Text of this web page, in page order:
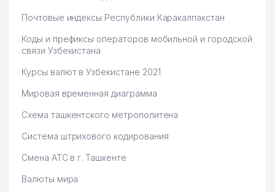
Почтовые индексы Республики Каракалпакстан
Коды и префиксы операторов мобильной и городской
связи Узбекистана
Курсы валют в Узбекистане 2021
Мировая временная диаграмма
Схема ташкентского метрополитена
Система штрихового кодирования
Смена АТС в г. Ташкенте
Валюты мира